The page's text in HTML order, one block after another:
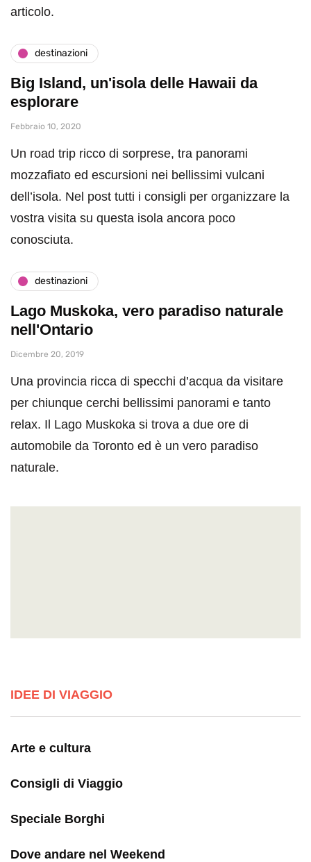
articolo.
destinazioni
Big Island, un'isola delle Hawaii da
esplorare
Febbraio 10, 2020
Un road trip ricco di sorprese, tra panorami
mozzafiato ed escursioni nei bellissimi vulcani
dell’isola. Nel post tutti i consigli per organizzare la
vostra visita su questa isola ancora poco
conosciuta.
destinazioni
Lago Muskoka, vero paradiso naturale
nell'Ontario
Dicembre 20, 2019
Una provincia ricca di specchi d’acqua da visitare
per chiunque cerchi bellissimi panorami e tanto
relax. Il Lago Muskoka si trova a due ore di
automobile da Toronto ed è un vero paradiso
naturale.
IDEE DI VIAGGIO
Arte e cultura
Consigli di Viaggio
Speciale Borghi
Dove andare nel Weekend